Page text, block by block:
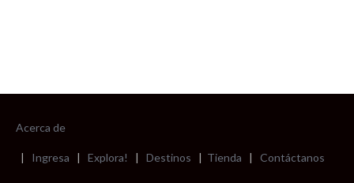
Acerca de
| Ingresa | Explora! | Destinos | Tienda | Contáctanos